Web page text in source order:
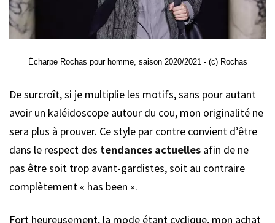
Écharpe Rochas pour homme, saison 2020/2021 - (c) Rochas
De surcroît, si je multiplie les motifs, sans pour autant
avoir un kaléidoscope autour du cou, mon originalité ne
sera plus à prouver. Ce style par contre convient d’être
dans le respect des tendances actuelles afin de ne
pas être soit trop avant-gardistes, soit au contraire
complètement « has been ».
Fort heureusement, la mode étant cyclique, mon achat